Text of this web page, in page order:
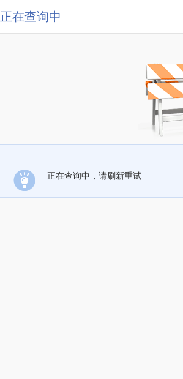
正在查询中
正在查询中，请刷新重试